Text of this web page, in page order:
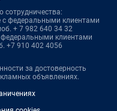
сотрудничества:
федеральными клиентами
+ 7 982 640 34 32
клиентами
+7 910 402 4056
за достоверность
объявлениях.